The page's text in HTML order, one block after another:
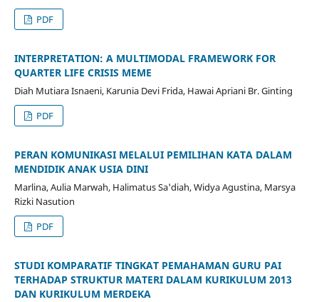
PDF
INTERPRETATION: A MULTIMODAL FRAMEWORK FOR
QUARTER LIFE CRISIS MEME
Diah Mutiara Isnaeni, Karunia Devi Frida, Hawai Apriani Br. Ginting
PDF
PERAN KOMUNIKASI MELALUI PEMILIHAN KATA DALAM
MENDIDIK ANAK USIA DINI
Marlina, Aulia Marwah, Halimatus Sa'diah, Widya Agustina, Marsya
Rizki Nasution
PDF
STUDI KOMPARATIF TINGKAT PEMAHAMAN GURU PAI
TERHADAP STRUKTUR MATERI DALAM KURIKULUM 2013
DAN KURIKULUM MERDEKA